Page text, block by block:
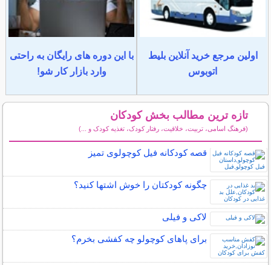
اولین مرجع خرید آنلاین بلیط
اتوبوس
با این دوره های رایگان به راحتی
وارد بازار کار شو!
تازه ترین مطالب بخش کودکان
(فرهنگ اسامی، تربیت، خلاقیت، رفتار کودک، تغذیه کودک و ...)
قصه کودکانه فیل کوچولوی تمیز
چگونه کودکتان را خوش اشتها کنید؟
لاکی و فیلی
برای پاهای کوچولو چه کفشی بخرم؟